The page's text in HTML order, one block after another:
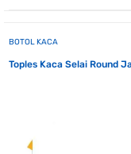
BOTOL KACA
Toples Kaca Selai Round